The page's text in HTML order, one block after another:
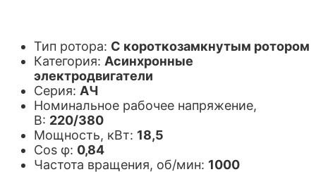
Тип ротора: С короткозамкнутым ротором
Категория: Асинхронные
электродвигатели
Серия: АЧ
Номинальное рабочее напряжение,
В: 220/380
Мощность, кВт: 18,5
Cos φ: 0,84
Частота вращения, об/мин: 1000